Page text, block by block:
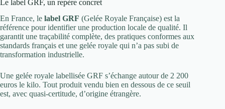
Le label GRF, un repère concret
En France, le label GRF (Gelée Royale Française) est la
référence pour identifier une production locale de qualité. Il
garantit une traçabilité complète, des pratiques conformes aux
standards français et une gelée royale qui n’a pas subi de
transformation industrielle.
Une gelée royale labellisée GRF s’échange autour de 2 200
euros le kilo. Tout produit vendu bien en dessous de ce seuil
est, avec quasi-certitude, d’origine étrangère.